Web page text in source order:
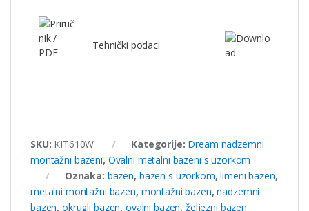
Tehnički podaci
SKU: KIT610W Kategorije: Dream nadzemni
montažni bazeni, Ovalni metalni bazeni s uzorkom
Oznaka: bazen, bazen s uzorkom,limeni bazen,
metalni montažni bazen, montažni bazen,nadzemni
bazen,okrugli bazen, ovalni bazen,željezni bazen